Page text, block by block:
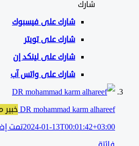
شارك علىفيسبوك
شارك على تويتر
شارك على لينكد إن
شارك على واتس آب
DR mohammad karm alhareefخبير مختص
2024-01-13T00:01:42+03:00